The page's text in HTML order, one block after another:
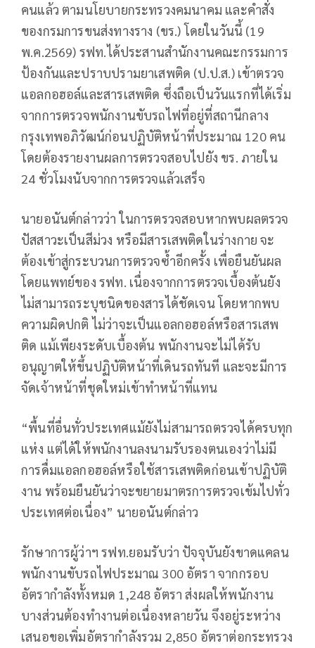
คนแล้ว ตามนโยบายกระทรวงคมนาคม และคำสั่ง
ของกรมการขนส่งทางราง (ขร.) โดยในวันนี้ (19
พ.ค.2569) รฟท.ได้ประสานสำนักงานคณะกรรมการ
ป้องกันและปราบปรามยาเสพติด (ป.ป.ส.) เข้าตรวจ
แอลกอฮอล์และสารเสพติด ซึ่งถือเป็นวันแรกที่ได้เริ่ม
จากการตรวจพนักงานขับรถไฟที่อยู่ที่สถานีกลาง
กรุงเทพอภิวัฒน์ก่อนปฏิบัติหน้าที่ประมาณ 120 คน
โดยต้องรายงานผลการตรวจสอบไปยัง ขร. ภายใน
24 ชั่วโมงนับจากการตรวจแล้วเสร็จ
นายอนันต์กล่าวว่า ในการตรวจสอบหากพบผลตรวจ
ปัสสาวะเป็นสีม่วง หรือมีสารเสพติดในร่างกาย จะ
ต้องเข้าสู่กระบวนการตรวจซ้ำอีกครั้ง เพื่อยืนยันผล
โดยแพทย์ของ รฟท. เนื่องจากการตรวจเบื้องต้นยัง
ไม่สามารถระบุชนิดของสารได้ชัดเจน โดยหากพบ
ความผิดปกติ ไม่ว่าจะเป็นแอลกอฮอล์หรือสารเสพ
ติด แม้เพียงระดับเบื้องต้น พนักงานจะไม่ได้รับ
อนุญาตให้ขึ้นปฏิบัติหน้าที่เดินรถทันที และจะมีการ
จัดเจ้าหน้าที่ชุดใหม่เข้าทำหน้าที่แทน
“พื้นที่อื่นทั่วประเทศแม้ยังไม่สามารถตรวจได้ครบทุก
แห่ง แต่ได้ให้พนักงานลงนามรับรองตนเองว่าไม่มี
การดื่มแอลกอฮอล์หรือใช้สารเสพติดก่อนเข้าปฏิบัติ
งาน พร้อมยืนยันว่าจะขยายมาตรการตรวจเข้มไปทั่ว
ประเทศต่อเนื่อง” นายอนันต์กล่าว
รักษาการผู้ว่าฯ รฟท.ยอมรับว่า ปัจจุบันยังขาดแคลน
พนักงานขับรถไฟประมาณ 300 อัตรา จากกรอบ
อัตรากำลังทั้งหมด 1,248 อัตรา ส่งผลให้พนักงาน
บางส่วนต้องทำงานต่อเนื่องหลายวัน จึงอยู่ระหว่าง
เสนอขอเพิ่มอัตรากำลังรวม 2,850 อัตราต่อกระทรวง